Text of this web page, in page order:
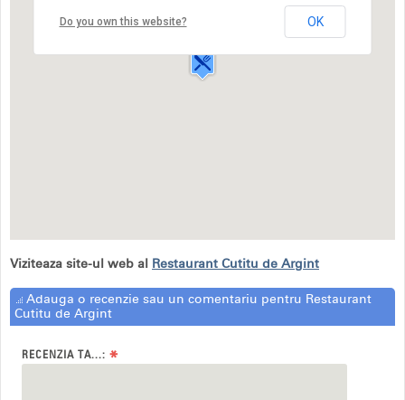
Restaurant Cutitu de Argint
Strada Aleea Pelesului,2
Sinaia
Do you own this website? OK
Viziteaza site-ul web al Restaurant Cutitu de Argint
Adauga o recenzie sau un comentariu pentru Restaurant
Cutitu de Argint
RECENZIA TA...: *